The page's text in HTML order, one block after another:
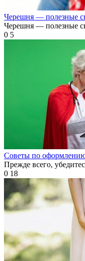
Черешня — полезные
Черешня — полезные
0 5
Советы по
Прежде всего,
0 18